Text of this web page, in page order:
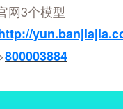
3个模型
800003884